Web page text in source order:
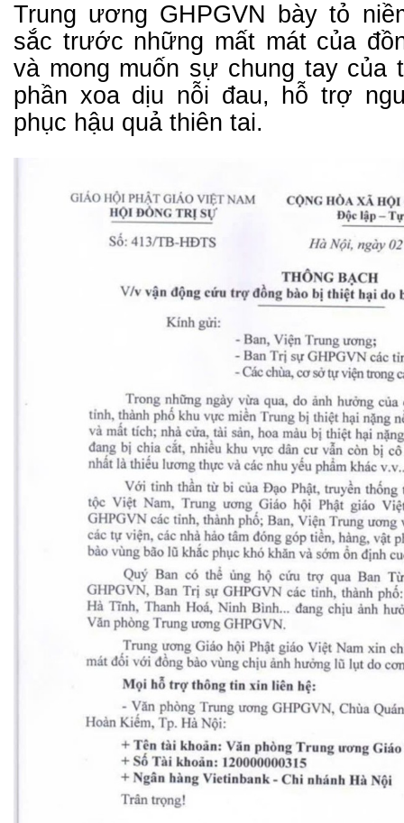
Trung ương GHPGVN bày tỏ
sắc trước những mất mát của
và mong muốn sự chung tay của
phần xoa dịu nỗi đau, hỗ trợ
phục hậu quả thiên tai.